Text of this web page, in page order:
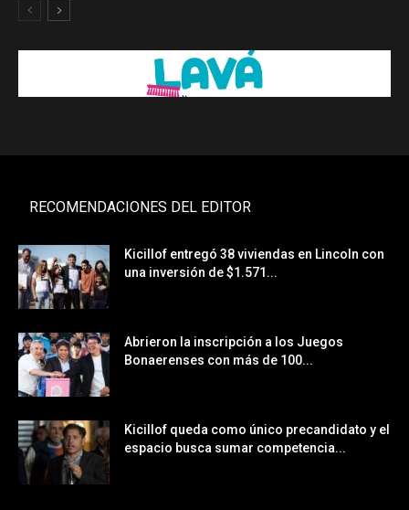
RECOMENDACIONES DEL EDITOR
Kicillof entregó 38 viviendas en Lincoln con
una inversión de $1.571...
Abrieron la inscripción a los Juegos
Bonaerenses con más de 100...
Kicillof queda como único precandidato y el
espacio busca sumar competencia...